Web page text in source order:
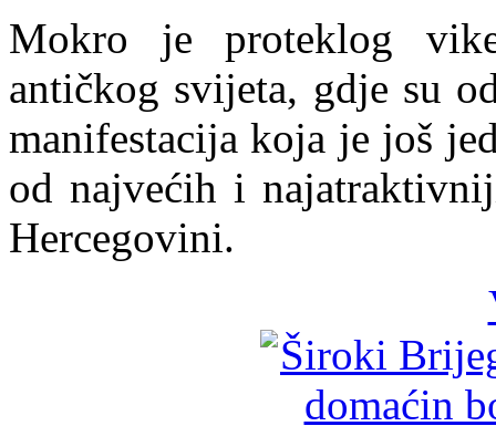
Mokro je proteklog
antičkog svijeta, gdje su
manifestacija koja je još
od najvećih i
Hercegovini.